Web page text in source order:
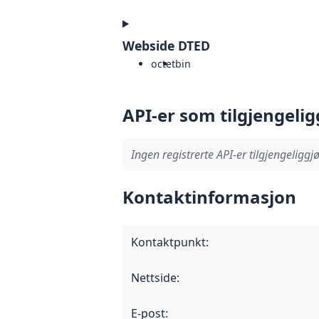
Webside DTED
octetbin
API-er som
Ingen registrerte API-er
Kontaktinformasjon
Kontaktpunkt:
Nettside:
E-post: